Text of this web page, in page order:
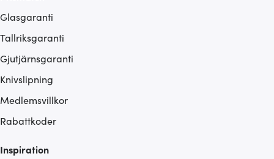
Glasgaranti
Tallriksgaranti
Gjutjärnsgaranti
Knivslipning
Medlemsvillkor
Rabattkoder
Inspiration